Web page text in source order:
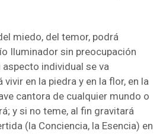
miedo, del temor, podrá
Iluminador sin preocupación
individual se va
en la piedra y en la flor, en la
cantora de cualquier mundo o
y si no teme, al fin gravitará
(la Conciencia, la Esencia) en